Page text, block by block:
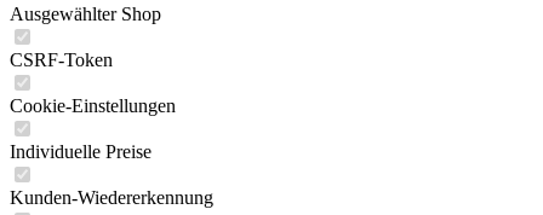
Ausgewählter Shop
CSRF-Token
Cookie-Einstellungen
Individuelle Preise
Kunden-Wiedererkennung